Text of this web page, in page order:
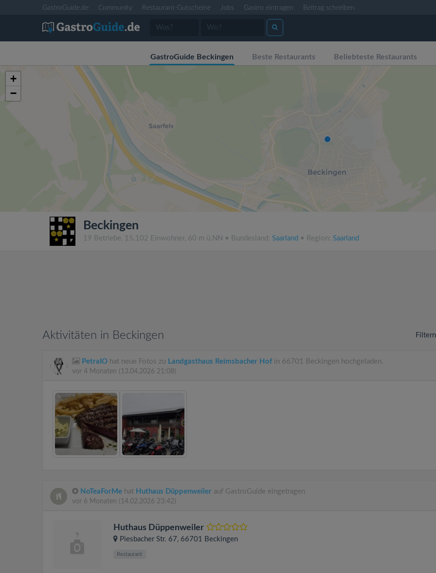
GastroGuide.de Community Restaurant-Gutscheine Jobs Gastro eintragen Beitrag schreiben
GastroGuide Beckingen Beste Restaurants Beliebteste Restaurants
+
−
Beckingen
19 Betriebe, 15.102 Einwohner, 60 m ü.NN • Bundesland: Saarland • Region: Saarland
Aktivitäten in Beckingen
PetraIO hat neue Fotos zu Landgasthaus Reimsbacher Hof in 66701 Beckingen hochgeladen.
vor 4 Monaten (13.04.2026 21:08)
NoTeaForMe hat Huthaus Düppenweiler auf GastroGuide eingetragen
vor 6 Monaten (14.02.2026 23:42)
Huthaus Düppenweiler
Piesbacher Str. 67, 66701 Beckingen
Restaurant